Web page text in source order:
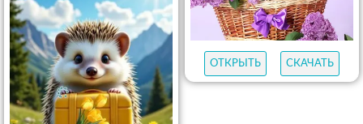
ОТКРЫТЬ СКАЧАТЬ